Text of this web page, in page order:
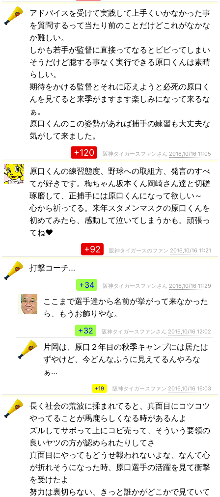
アドバイスを受けて実践して上手くいかなかった事
を質問するって当たり前のことだけどこれがなかな
か難しい。
しかも若手が監督に直接ってなるとビビってしまい
そうだけど臆する事なく実行できる原口くんは素晴
らしい。
期待をかける監督とそれに応えようと必死の原口く
んを見てると来季がますます楽しみになって来るな
ぁ。
原口くんのこの姿勢があれば捕手の練習も大丈夫な
気がして来ました。
+120 阪神タイガースファンさん 2016,10/16 11:05
原口くんの練習態度、野球への取組方、発言のすべ
てが好きです。梅ちゃん坂本くん岡崎さん達と切磋
琢磨して、正捕手には原口くんになって欲しい～
心から祈ってる。来年スタメンマスクの原口くんを
初めてみたら、感動して泣いてしまうかも。頑張っ
てね❤
+92 阪神タイガースのファン 2016,10/16 11:21
打撃コーチ…
+34
阪神タイガースファンさん 2016,10/16 11:29
ここまで選手達から名前が挙がって来なかった
ら、もうお飾りやな。
+32
阪神タイガースファンさん 2016,10/16 12:02
片岡は、原口２年目の秋季キャンプには居たは
ずやけど、今どんなふうに見えてるんやろな
ぁ…
+19 阪神タイガースファン 2016,10/16 16:03
長く社会の荒波に揉まれてると、真面目にコツコツ
やってることが馬鹿らしくなる時があるんよ
ズルしてサボって上にコビ売って、そういう要領の
良いヤツの方が認められたりしてさ
真面目にやってもどうせ報われないよな、なんて心
が折れそうになった時、原口選手の活躍を見て衝撃
を受けたよ
努力は裏切らない、きっと誰かがどこかで見ていて